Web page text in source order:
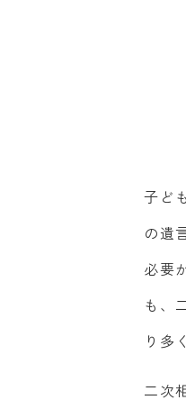
子ど
の遺
必要
も、
り多
二次